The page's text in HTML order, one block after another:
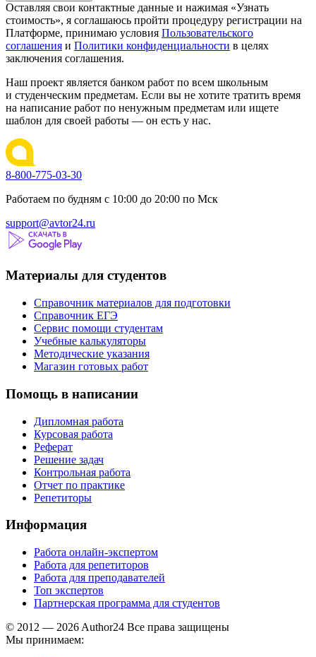
Оставляя свои контактные данные и нажимая «Узнать
стоимость», я соглашаюсь пройти процедуру регистрации на
Платформе, принимаю условия Пользовательского
соглашения и Политики конфиденциальности в целях
заключения соглашения.
Наш проект является банком работ по всем школьным
и студенческим предметам. Если вы не хотите тратить время
на написание работ по ненужным предметам или ищете
шаблон для своей работы — он есть у нас.
8-800-775-03-30
Работаем по будням с 10:00 до 20:00 по Мск
support@avtor24.ru
Материалы для студентов
Справочник материалов для подготовки
Справочник ЕГЭ
Сервис помощи студентам
Учебные калькуляторы
Методические указания
Магазин готовых работ
Помощь в написании
Дипломная работа
Курсовая работа
Реферат
Решение задач
Контрольная работа
Отчет по практике
Репетиторы
Информация
Работа онлайн-экспертом
Работа для репетиторов
Работа для преподавателей
Топ экспертов
Партнерская программа для студентов
© 2012 — 2026 Author24 Все права защищены
Мы принимаем: